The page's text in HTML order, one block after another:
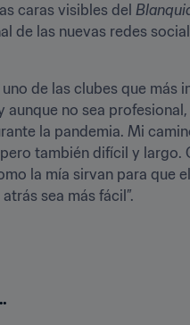
caras visibles del
de las nuevas redes
uno de las clubes que más
aunque no sea
la pandemia. Mi
también difícil y largo.
la mía sirvan para que
sea más fácil”.